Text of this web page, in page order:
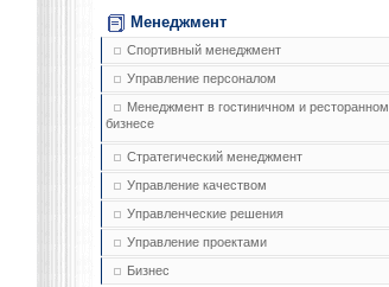
Менеджмент
Спортивный менеджмент
Управление персоналом
Менеджмент в гостиничном и ресторанном
бизнесе
Стратегический менеджмент
Управление качеством
Управленческие решения
Управление проектами
Бизнес